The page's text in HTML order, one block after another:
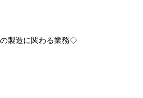
製造に関わる業務◇